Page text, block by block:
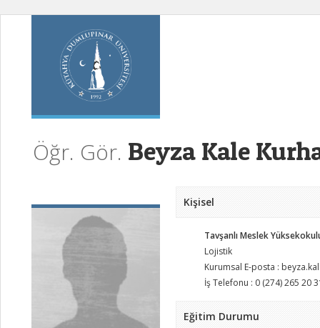
Öğr. Gör. Beyza Kale
Kişisel
Tavşanlı Meslek
Lojistik
Kurumsal E-posta :
İş Telefonu : 0 (274) 265 20
Eğitim Durumu